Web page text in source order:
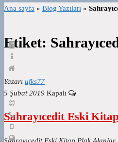
Ana sayfa » Blog Yazıları »
Etiket:
Yazarı ufks77
5 Şubat 2019 Kapalı
Sahrayıcedit Eski
Sahrayıcedit Eski Kitap Plak Alanlar